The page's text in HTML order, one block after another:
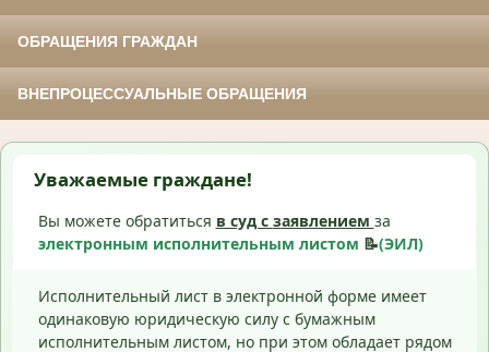
ОБРАЩЕНИЯ ГРАЖДАН
ВНЕПРОЦЕССУАЛЬНЫЕ ОБРАЩЕНИЯ
Уважаемые граждане!
Вы можете обратиться в суд с заявлением за
электронным исполнительным листом 📝(ЭИЛ)
Исполнительный лист в электронной форме имеет
одинаковую юридическую силу с бумажным
исполнительным листом, но при этом обладает рядом